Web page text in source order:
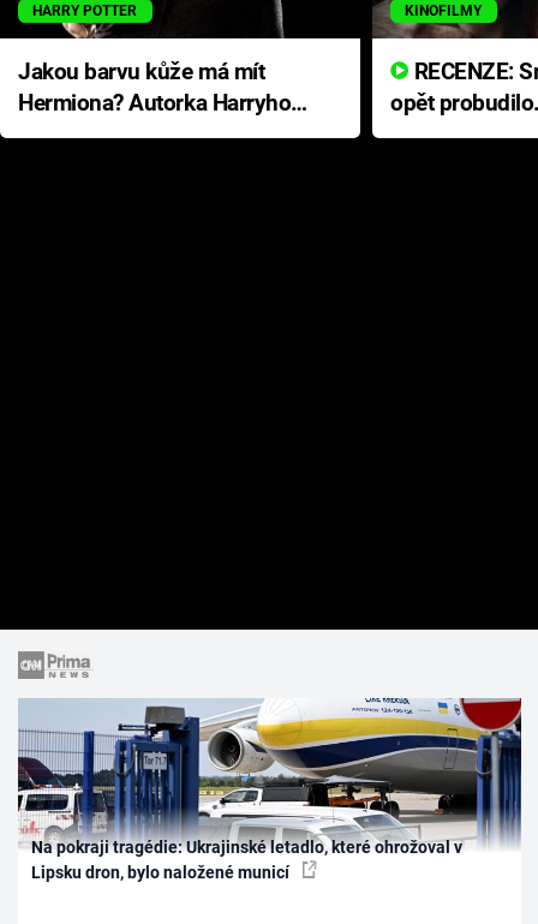
HARRY POTTER
Jakou barvu kůže má mít
Hermiona? Autorka Harryho
Pottera přišla s ráznou
KINOFILMY
opět
přichází s
Na pokraji tragédie: Ukrajinské letadlo, které ohrožoval v
Lipsku dron, bylo naložené municí